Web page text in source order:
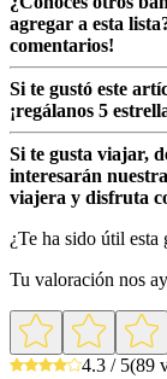
agregar a esta
comentarios!
Si te gustó este
¡regálanos 5
Si te gusta viajar,
interesarán
viajera y disfruta
¿Te ha sido útil esta
Tu valoración nos
4.3 / 5(89